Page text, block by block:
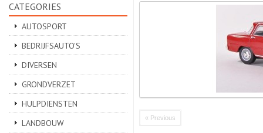
CATEGORIES
AUTOSPORT
BEDRIJFSAUTO'S
DIVERSEN
GRONDVERZET
HULPDIENSTEN
LANDBOUW
« Previous